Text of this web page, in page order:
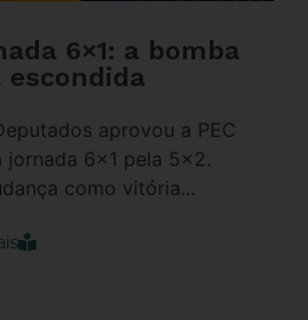
6×1: a bomba
escondida
aprovou a PEC
jornada 6×1 pela 5×2.
como vitória...